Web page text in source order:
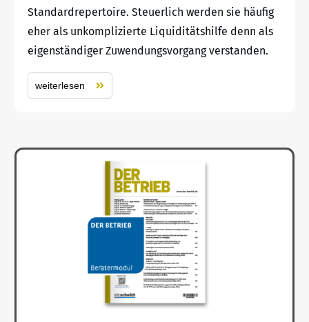
Standardrepertoire. Steuerlich werden sie häufig
eher als unkomplizierte Liquiditätshilfe denn als
eigenständiger Zuwendungsvorgang verstanden.
weiterlesen